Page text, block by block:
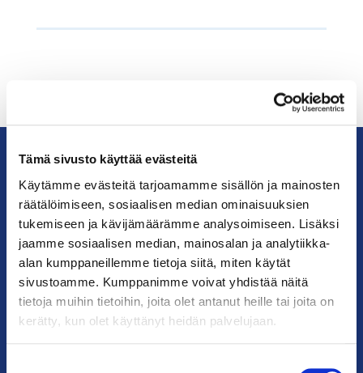
Tämä sivusto käyttää evästeitä
Käytämme evästeitä tarjoamamme sisällön ja mainosten
räätälöimiseen, sosiaalisen median ominaisuuksien
tukemiseen ja kävijämäärämme analysoimiseen. Lisäksi
jaamme sosiaalisen median, mainosalan ja analytiikka-
alan kumppaneillemme tietoja siitä, miten käytät
sivustoamme. Kumppanimme voivat yhdistää näitä
tietoja muihin tietoihin, joita olet antanut heille tai joita on
kerätty, kun olet käyttänyt heidän palvelujaan.
KauppakamariHelsingin
seudun
kauppakamari
YHTEYSTIEDOT
Helsingin toimisto